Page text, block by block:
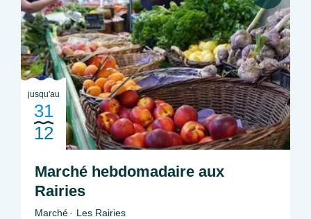
jusqu'au
31
12
Marché hebdomadaire aux
Rairies
Marché Les Rairies